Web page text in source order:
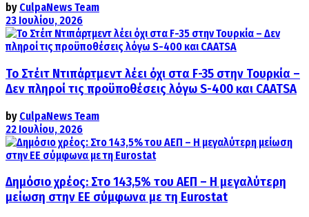
by CulpaNews Team
23 Ιουλίου, 2026
Το Στέιτ Ντιπάρτμεντ λέει όχι στα F-35 στην Τουρκία –
Δεν πληροί τις προϋποθέσεις λόγω S-400 και CAATSA
by CulpaNews Team
22 Ιουλίου, 2026
Δημόσιο χρέος: Στο 143,5% του ΑΕΠ – Η μεγαλύτερη
μείωση στην ΕΕ σύμφωνα με τη Eurostat